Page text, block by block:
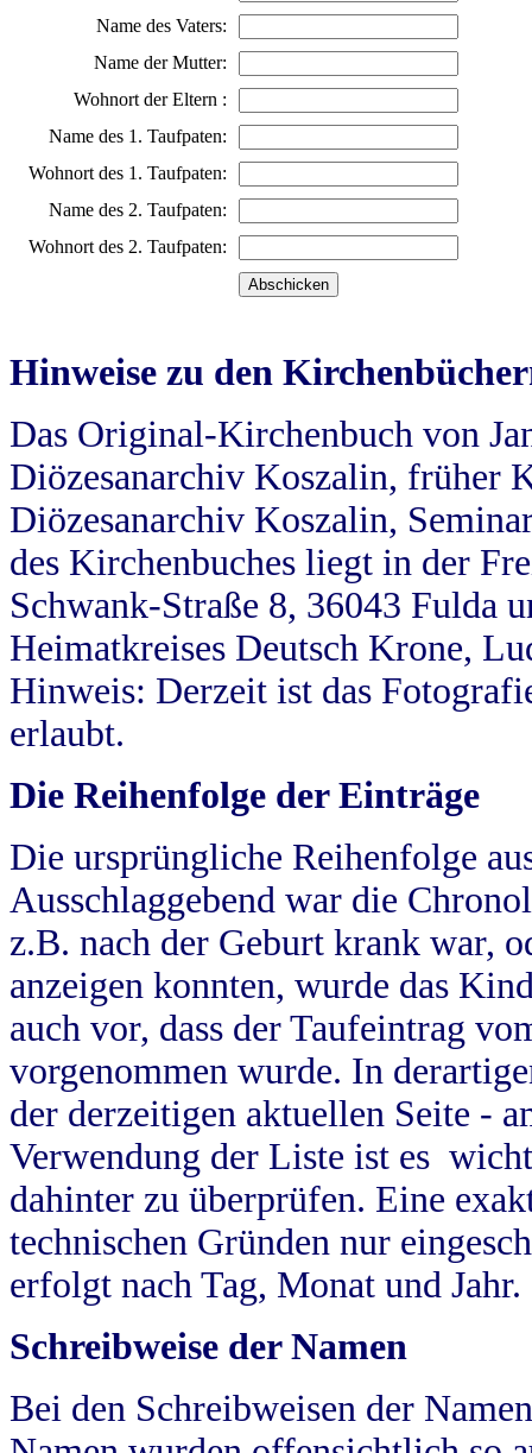
Name des Vaters:
Name der Mutter:
Wohnort der Eltern :
Name des 1. Taufpaten:
Wohnort des 1. Taufpaten:
Name des 2. Taufpaten:
Wohnort des 2. Taufpaten:
Hinweise zu den
Das Original-Kirchenbuch von
Diözesanarchiv Koszalin, früher
Diözesanarchiv Koszalin,
des Kirchenbuches liegt in der
Schwank-Straße 8, 36043 Fulda
Heimatkreises Deutsch Krone,
Hinweis: Derzeit ist das
erlaubt.
Die Reihenfolge der Einträge
Die ursprüngliche Reihenfolge
Ausschlaggebend war die
z.B. nach der Geburt krank war,
anzeigen konnten, wurde das
auch vor, dass der Taufeintrag
vorgenommen wurde. In
der derzeitigen aktuellen Seite -
Verwendung der Liste ist es
dahinter zu überprüfen. Eine
technischen Gründen nur
erfolgt nach Tag, Monat und Jahr.
Schreibweise der Namen
Bei den Schreibweisen der